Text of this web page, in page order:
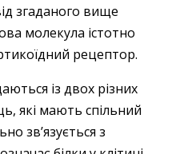
згаданого вище
молекула істотно
рецептор.
із двох різних
які мають спільний
зв’язується з